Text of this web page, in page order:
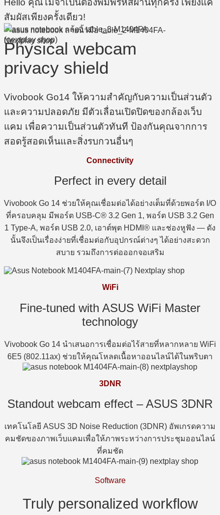
Hello คุณไม่จำเป็นต้องพิมพ์รหัสผ่านทุกครั้ง เพียงแค่
สัมผัสเพียงครั้งเดียว!
Physical webcam
privacy shield
Vivobook Go14 ให้ความสำคัญกับความเป็นส่วนตัว
และความปลอดภัย มีตัวเลื่อนเปิดปิดของกล้องเว็บ
แคม เพื่อความเป็นส่วนตัวทันที ป้องกันคุณจากการ
สอดรู้สอดเห็นและสิ่งรบกวนอื่นๆ
Connectivity
Perfect in every detail
Vivobook Go 14 ช่วยให้คุณเชื่อมต่อได้อย่างเต็มที่ด้วยพอร์ต I/O
ที่ครอบคลุม มีพอร์ต USB-C® 3.2 Gen 1, พอร์ต USB 3.2 Gen
1 Type-A, พอร์ต USB 2.0, เอาต์พุต HDMI® และช่องหูฟัง — ดัง
นั้นจึงเป็นเรื่องง่ายที่เชื่อมต่อกับอุปกรณ์ต่างๆ ได้อย่างสะดวก
สบาย รวมถึงการต่อออกจอเสริม
WiFi
Fine-tuned with ASUS WiFi Master
technology
Vivobook Go 14 นำเสนอการเชื่อมต่อไร้สายที่หลากหลาย WiFi
6E5 (802.11ax) ช่วยให้คุณโหลดเนื้อหาออนไลน์ได้ในพริบตา
3DNR
Standout webcam effect – ASUS 3DNR
เทคโนโลยี ASUS 3D Noise Reduction (3DNR) อัพเกรดความ
คมชัดของภาพเว็บแคมเพื่อให้ภาพระหว่างการประชุมออนไลน์
ที่คมชัด
Software
Truly personalized workflow